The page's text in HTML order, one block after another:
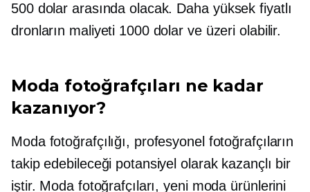
500 dolar arasında olacak. Daha yüksek fiyatlı
dronların maliyeti 1000 dolar ve üzeri olabilir.
Moda fotoğrafçıları ne kadar
kazanıyor?
Moda fotoğrafçılığı, profesyonel fotoğrafçıların
takip edebileceği potansiyel olarak kazançlı bir
iştir. Moda fotoğrafçıları, yeni moda ürünlerini